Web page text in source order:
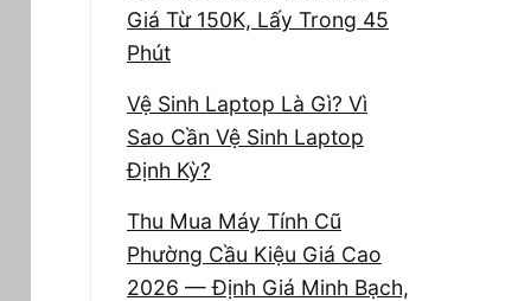
Giá Từ 150K, Lấy Trong 45
Phút
Vệ Sinh Laptop Là Gì? Vì
Sao Cần Vệ Sinh Laptop
Định Kỳ?
Thu Mua Máy Tính Cũ
Phường Cầu Kiệu Giá Cao
2026 — Định Giá Minh Bạch,